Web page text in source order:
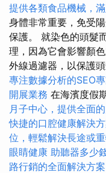
提供各類食品機械，
身體非常重要，免受
保護。 就染色的頭髮
理，因為它會影響顏
外線過濾器，以保護
專注數據分析的SEO
開展業務 在海濱度假
月子中心，提供全面
快捷的口腔健康解決
位，輕鬆解決長途或
眼睛健康 助聽器多少
路行銷的全面解決方案